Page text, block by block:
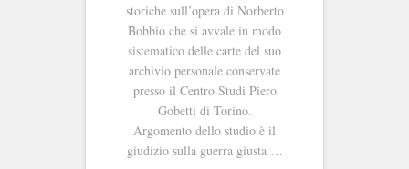
storiche sull’opera di Norberto
Bobbio che si avvale in modo
sistematico delle carte del suo
archivio personale conservate
presso il Centro Studi Piero
Gobetti di Torino.
Argomento dello studio è il
giudizio sulla guerra giusta …